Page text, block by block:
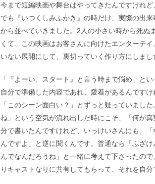
今まで短編映画や舞台はやってきたんですけれ
でも『いつくしみふかき』の時だけ、実際の出
から並べていきました。2人の小さい時から死ぬ
くて、この映画はお客さんに向けたエンターテ
いない展開にして、裏切っていく作り方にしまし
「『よーい、スタート』と言う時まで悩め」と
自分で準備した内容であれ、愛着があるんです
「このシーン面白い？」とずっと疑っていまし
ね」という空気が流れ出した時にこそ、「何が
分で書いたんですけれど、いっけいさんにも、
んですよ」と逆に聞くんです。普通なら「ふざ
んでなんだろうね」と一緒に考えて下さったの
りキャストなりに共有してもらって、それを自